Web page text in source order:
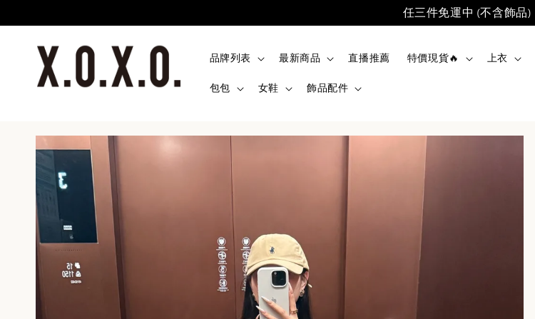
任三件免運中 (不含飾品)
品牌列表 最新商品 直播推薦 特價現貨🔥 上衣
包包 女鞋 飾品配件